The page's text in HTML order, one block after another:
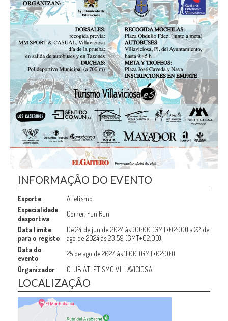
INFORMAÇÃO DO EVENTO
Esporte
Atletismo
Especialidade
desportiva
Correr, Fun Run
Data limite
para o registo
De24 de jun de 2024às 00:00 (GMT+02:00) a22 de
ago de 2024às23:59 (GMT+02:00)
Data do
evento
25 de ago de 2024às11:00 (GMT+02:00)
Organizador
CLUB ATLETISMO VILLAVICIOSA
LOCALIZAÇÃO